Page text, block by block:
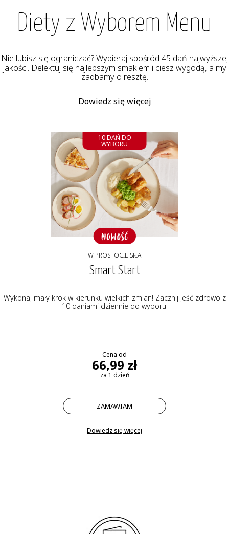
Diety z Wyborem Menu
Nie lubisz się ograniczać? Wybieraj spośród 45 dań najwyższej
jakości. Delektuj się najlepszym smakiem i ciesz wygodą, a my
zadbamy o resztę.
Dowiedz się więcej
10 DAŃ DO
WYBORU
W PROSTOCIE SIŁA
Smart Start
Wykonaj mały krok w kierunku wielkich zmian! Zacznij jeść zdrowo z
10 daniami dziennie do wyboru!
Cena od
66,99 zł
za 1 dzień
ZAMAWIAM
Dowiedz się więcej